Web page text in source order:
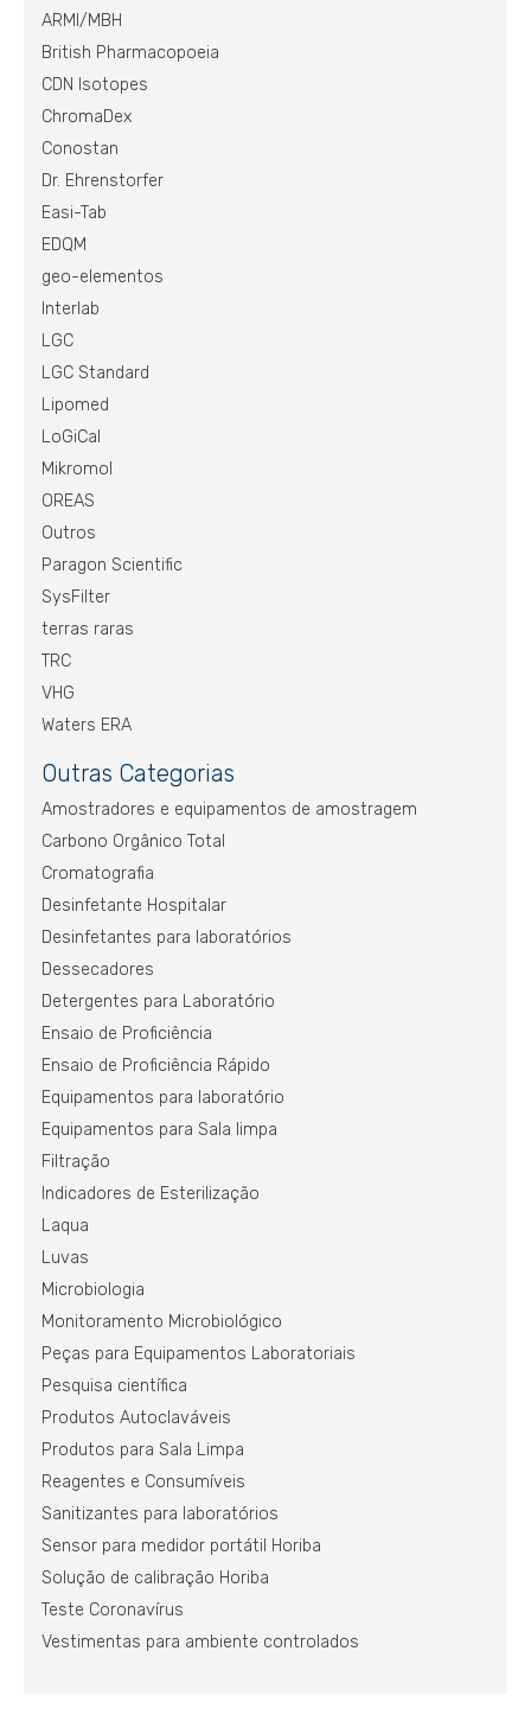
ARMI/MBH
British Pharmacopoeia
CDN Isotopes
ChromaDex
Conostan
Dr. Ehrenstorfer
Easi-Tab
EDQM
geo-elementos
Interlab
LGC
LGC Standard
Lipomed
LoGiCal
Mikromol
OREAS
Outros
Paragon Scientific
SysFilter
terras raras
TRC
VHG
Waters ERA
Outras Categorias
Amostradores e equipamentos de amostragem
Carbono Orgânico Total
Cromatografia
Desinfetante Hospitalar
Desinfetantes para laboratórios
Dessecadores
Detergentes para Laboratório
Ensaio de Proficiência
Ensaio de Proficiência Rápido
Equipamentos para laboratório
Equipamentos para Sala limpa
Filtração
Indicadores de Esterilização
Laqua
Luvas
Microbiologia
Monitoramento Microbiológico
Peças para Equipamentos Laboratoriais
Pesquisa científica
Produtos Autoclaváveis
Produtos para Sala Limpa
Reagentes e Consumíveis
Sanitizantes para laboratórios
Sensor para medidor portátil Horiba
Solução de calibração Horiba
Teste Coronavírus
Vestimentas para ambiente controlados